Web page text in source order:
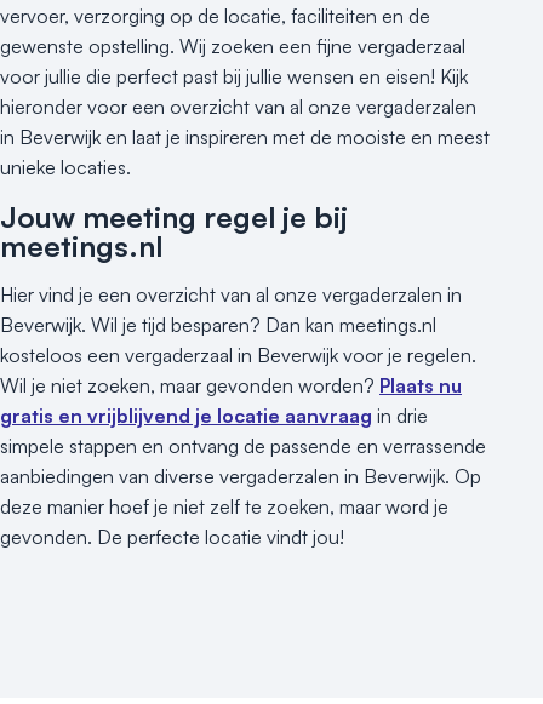
vervoer, verzorging op de locatie, faciliteiten en de
gewenste opstelling. Wij zoeken een fijne vergaderzaal
voor jullie die perfect past bij jullie wensen en eisen! Kijk
hieronder voor een overzicht van al onze vergaderzalen
in Beverwijk en laat je inspireren met de mooiste en meest
unieke locaties.
Jouw meeting regel je bij
meetings.nl
Hier vind je een overzicht van al onze vergaderzalen in
Beverwijk. Wil je tijd besparen? Dan kan meetings.nl
kosteloos een vergaderzaal in Beverwijk voor je regelen.
Wil je niet zoeken, maar gevonden worden? Plaats nu
gratis en vrijblijvend je locatie aanvraag in drie
simpele stappen en ontvang de passende en verrassende
aanbiedingen van diverse vergaderzalen in Beverwijk. Op
deze manier hoef je niet zelf te zoeken, maar word je
gevonden. De perfecte locatie vindt jou!